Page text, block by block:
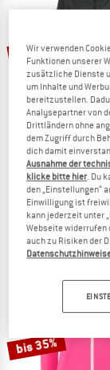
55%
KARI
Women's
Mantel
CHF 238.95
bis 35%
Wir verwenden
Funktionen unserer
zusätzliche Dienste
um Inhalte und
bereitzustellen.
Analysepartner von
Drittländern ohne
dem Zugriff durch
dich damit
Ausnahme der
klicke bitte hier . Du
den „Einstellungen“
Einwilligung ist
kann jederzeit unter
Webseite widerrufen
auch zu Risiken der